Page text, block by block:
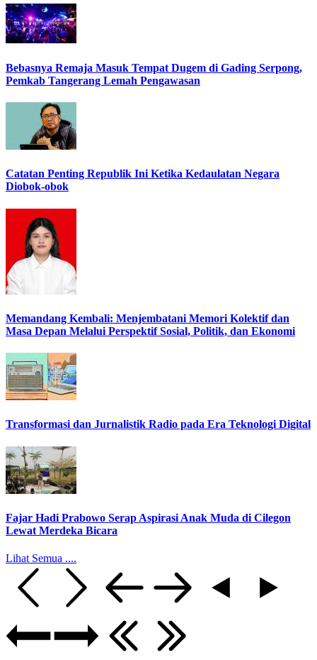
Bebasnya Remaja Masuk Tempat Dugem di Gading Serpong,
Pemkab Tangerang Lemah Pengawasan
Catatan Penting Republik Ini Ketika Kedaulatan Negara
Diobok-obok
Memandang Kembali: Menjembatani Memori Kolektif dan
Masa Depan Melalui Perspektif Sosial, Politik, dan Ekonomi
Transformasi dan Jurnalistik Radio pada Era Teknologi Digital
Fajar Hadi Prabowo Serap Aspirasi Anak Muda di Cilegon
Lewat Merdeka Bicara
Lihat Semua ....